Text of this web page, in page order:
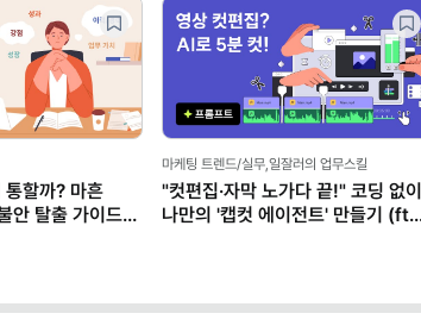
통할까? 마흔
안 탈출 가이드
마케팅 트렌드/실무,일잘러의 업무스킬
"컷편집·자막 노가다 끝!" 코딩 없이
나만의 '캡컷 에이전트' 만들기 (ft.